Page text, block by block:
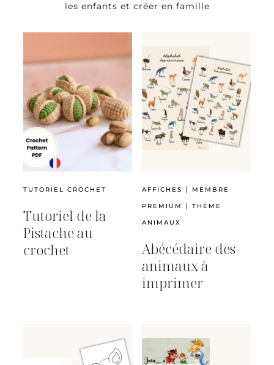
les enfants et créer en famille
TUTORIEL CROCHET
Tutoriel de la
Pistache au
crochet
AFFICHES | MEMBRE
PREMIUM | THÈME
ANIMAUX
Abécédaire des
animaux à
imprimer